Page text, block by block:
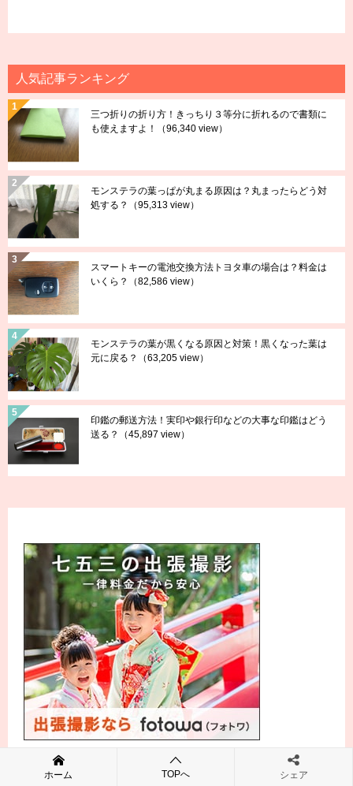
人気記事ランキング
三つ折りの折り方！きっちり３等分に折れるので書類に
も使えますよ！
（96,340 view）
モンステラの葉っぱが丸まる原因は？丸まったらどう対
処する？
（95,313 view）
スマートキーの電池交換方法トヨタ車の場合は？料金は
いくら？
（82,586 view）
モンステラの葉が黒くなる原因と対策！黒くなった葉は
元に戻る？
（63,205 view）
印鑑の郵送方法！実印や銀行印などの大事な印鑑はどう
送る？
（45,897 view）
ホーム TOPへ シェア